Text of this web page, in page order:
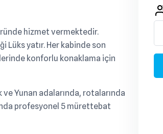
hizmet vermektedir.
Lüks yatır. Her kabinde son
konforlu konaklama için
Yunan adalarında, rotalarında
profesyonel 5 mürettebat